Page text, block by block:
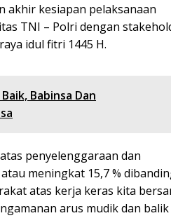
akhir kesiapan pelaksanaan
TNI – Polri dengan
idul fitri 1445 H.
Babinsa Dan
penyelenggaraan dan
meningkat 15,7 %
atas kerja keras kita
arus mudik dan balik